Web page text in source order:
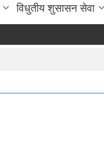
विधुतीय शुसासन सेवा